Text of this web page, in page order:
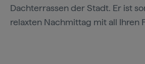
Dachterrassen der Stadt. Er ist
relaxten Nachmittag mit all Ihren